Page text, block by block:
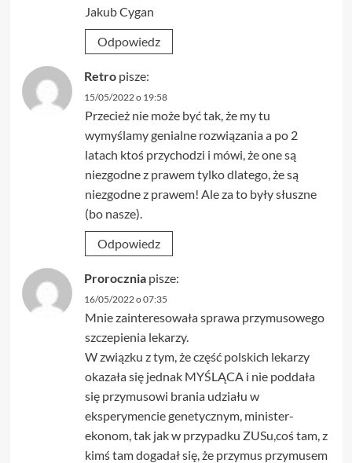
Jakub Cygan
Odpowiedz
Retro pisze:
15/05/2022 o 19:58
Przecież nie może być tak, że my tu
wymyślamy genialne rozwiązania a po 2
latach ktoś przychodzi i mówi, że one są
niezgodne z prawem tylko dlatego, że są
niezgodne z prawem! Ale za to były słuszne
(bo nasze).
Odpowiedz
Prorocznia pisze:
16/05/2022 o 07:35
Mnie zainteresowała sprawa przymusowego
szczepienia lekarzy.
W związku z tym, że część polskich lekarzy
okazała się jednak MYŚLĄCA i nie poddała
się przymusowi brania udziału w
eksperymencie genetycznym, minister-
ekonom, tak jak w przypadku ZUSu,coś tam, z
kimś tam dogadał się, że przymus przymusem